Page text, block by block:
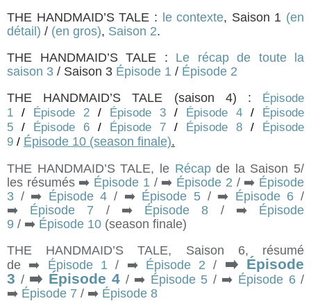
THE HANDMAID’S TALE : le contexte, Saison 1 (en
détail) / (en gros), Saison 2.
THE HANDMAID’S TALE : Le récap de toute la
saison 3 / Saison 3 Épisode 1 / Épisode 2
THE HANDMAID’S TALE (saison 4) : Épisode
1 / Épisode 2 / Épisode 3 / Épisode 4 / Épisode
5 / Épisode 6 / Épisode 7 / Épisode 8 / Épisode
9 / Épisode 10 (season finale).
THE HANDMAID’S TALE, le Récapde la Saison 5/
les résumés ➡️ Épisode 1 / ➡️ Épisode 2 / ➡️ Épisode
3 / ➡️ Épisode 4 / ➡️ Épisode 5/ ➡️ Épisode 6 /
➡️ Épisode 7 / ➡️ Épisode 8 / ➡️ Épisode
9 / ➡️ Épisode 10 (season finale)
THE HANDMAID’S TALE, Saison 6, résumé
de ➡️ Épisode 1 / ➡️ Épisode 2 / ➡️ Épisode
3 / ➡️ Épisode 4 / ➡️ Épisode 5 / ➡️ Épisode 6/
➡️ Épisode 7 / ➡️ Épisode 8